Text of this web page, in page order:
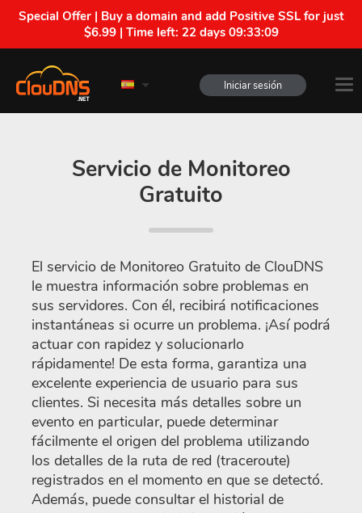
Special Offer | Buy a domain and add Positive SSL for just
$6.99 | Time left: 22 days 09:33:08
Iniciar sesión
Servicio de Monitoreo
Gratuito
El servicio de Monitoreo Gratuito de ClouDNS
le muestra información sobre problemas en
sus servidores. Con él, recibirá notificaciones
instantáneas si ocurre un problema. ¡Así podrá
actuar con rapidez y solucionarlo
rápidamente! De esta forma, garantiza una
excelente experiencia de usuario para sus
clientes. Si necesita más detalles sobre un
evento en particular, puede determinar
fácilmente el origen del problema utilizando
los detalles de la ruta de red (traceroute)
registrados en el momento en que se detectó.
Además, puede consultar el historial de